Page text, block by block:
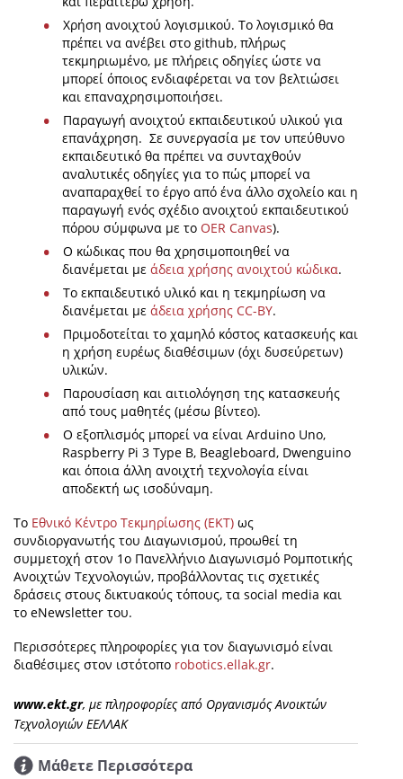
Χρήση ανοιχτού λογισμικού. Το λογισμικό θα
πρέπει να ανέβει στο github, πλήρως
τεκμηριωμένο, με πλήρεις οδηγίες ώστε να
μπορεί όποιος ενδιαφέρεται να τον βελτιώσει
και επαναχρησιμοποιήσει.
Παραγωγή ανοιχτού εκπαιδευτικού υλικού για
επανάχρηση. Σε συνεργασία με τον υπεύθυνο
εκπαιδευτικό θα πρέπει να συνταχθούν
αναλυτικές οδηγίες για το πώς μπορεί να
αναπαραχθεί το έργο από ένα άλλο σχολείο και η
παραγωγή ενός σχέδιο ανοιχτού εκπαιδευτικού
πόρου σύμφωνα με το OER Canvas).
Ο κώδικας που θα χρησιμοποιηθεί να
διανέμεται με άδεια χρήσης ανοιχτού κώδικα.
Το εκπαιδευτικό υλικό και η τεκμηρίωση να
διανέμεται με άδεια χρήσης CC-BY.
Πριμοδοτείται το χαμηλό κόστος κατασκευής και
η χρήση ευρέως διαθέσιμων (όχι δυσεύρετων)
υλικών.
Παρουσίαση και αιτιολόγηση της κατασκευής
από τους μαθητές (μέσω βίντεο).
Ο εξοπλισμός μπορεί να είναι Arduino Uno,
Raspberry Pi 3 Type B, Βeagleboard, Dwenguino
και όποια άλλη ανοιχτή τεχνολογία είναι
αποδεκτή ως ισοδύναμη.
Το Εθνικό Κέντρο Τεκμηρίωσης (ΕΚΤ) ως
συνδιοργανωτής του Διαγωνισμού, προωθεί τη
συμμετοχή στον 1ο Πανελλήνιο Διαγωνισμό Ρομποτικής
Ανοιχτών Τεχνολογιών, προβάλλοντας τις σχετικές
δράσεις στους δικτυακούς τόπους, τα social media και
το eNewsletter του.
Περισσότερες πληροφορίες για τον διαγωνισμό είναι
διαθέσιμες στον ιστότοπο robotics.ellak.gr.
www.ekt.gr, με πληροφορίες από Οργανισμός Ανοικτών
Τεχνολογιών ΕΕΛΛΑΚ
Μάθετε Περισσότερα